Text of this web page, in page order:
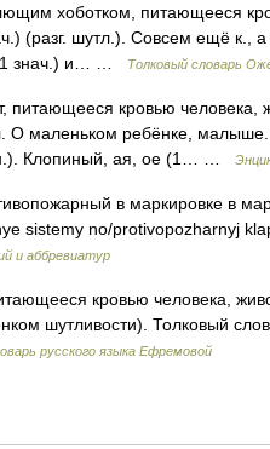
хоботком, питающееся
(разг. шутл.). Совсем ещё к., а
1 знач.) и… …
Толковый словарь
кровью человека,
О маленьком ребёнке, малыше.
Клопиный, ая, ое (1… …
в маркировке в
sistemy no/protivopozharnyj
и аббревиатур
кровью человека,
шутливости). Толковый
русского языка Ефремовой